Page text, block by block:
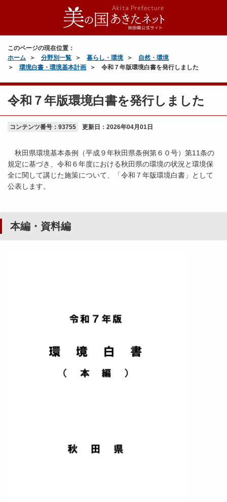
このページの現在位置：
ホーム
分野別一覧 暮らし・環境
自然・環境
環境白書・環境基本計画
令和７年版環境白書を発行しました
令和７年版環境白書を発行しました
コンテンツ番号：93755 更新日： 2026年04月01日
秋田県環境基本条例（平成９年秋田県条例第６０号）第11条の
規定に基づき、令和６年度における秋田県の環境の状況と環境保
全に関して講じた施策について、「令和７年版環境白書」として
公表します。
本編・資料編